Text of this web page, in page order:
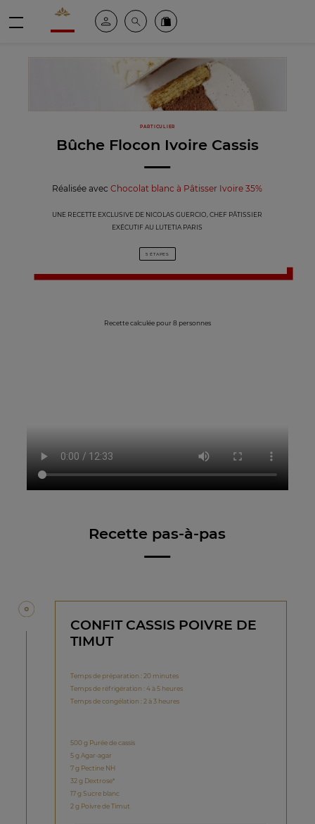
Valrhona - Imaginons le meilleur du chocolat
Espace clientRechercheCommandez en ligne
PARTICULIER
Bûche Flocon Ivoire Cassis
Réalisée avecChocolat blanc à Pâtisser Ivoire 35%
UNE RECETTE EXCLUSIVE DE NICOLAS GUERCIO, CHEF PÂTISSIER
EXÉCUTIF AU LUTETIA PARIS
5 ÉTAPES
Recette calculée pour 8 personnes
Recette pas-à-pas
CONFIT CASSIS POIVRE DE
TIMUT
Temps de préparation : 20 minutes
Temps de réfrigération : 4 à 5 heures
Temps de congélation : 2 à 3 heures
500 g Purée de cassis
5 g Agar-agar
7 g Pectine NH
32 g Dextrose*
17 g Sucre blanc
2 g Poivre de Timut